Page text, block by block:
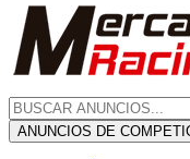
ANUNCIOS DE